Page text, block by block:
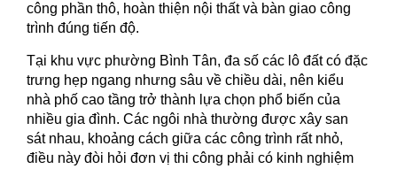
công phần thô, hoàn thiện nội thất và bàn giao công
trình đúng tiến độ.
Tại khu vực phường Bình Tân, đa số các lô đất có đặc
trưng hẹp ngang nhưng sâu về chiều dài, nên kiểu
nhà phố cao tầng trở thành lựa chọn phổ biến của
nhiều gia đình. Các ngôi nhà thường được xây san
sát nhau, khoảng cách giữa các công trình rất nhỏ,
điều này đòi hỏi đơn vị thi công phải có kinh nghiệm